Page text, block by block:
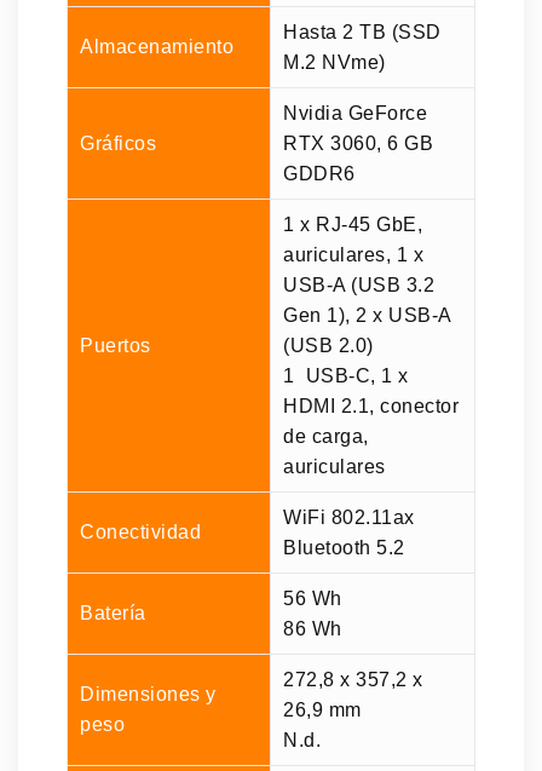
Almacenamiento
Hasta 2 TB (SSD
M.2 NVme)
Gráficos
Nvidia GeForce
RTX 3060, 6 GB
GDDR6
Puertos
1 x RJ-45 GbE,
auriculares, 1 x
USB-A (USB 3.2
Gen 1), 2 x USB-A
(USB 2.0)
1 USB-C, 1 x
HDMI 2.1, conector
de carga,
auriculares
Conectividad
WiFi 802.11ax
Bluetooth 5.2
Batería
56 Wh
86 Wh
Dimensiones y
peso
272,8 x 357,2 x
26,9 mm
N.d.